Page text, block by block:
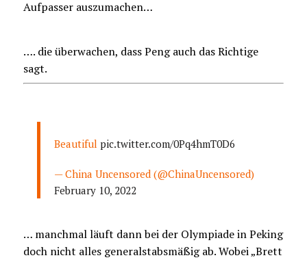
Aufpasser auszumachen…
…. die überwachen, dass Peng auch das Richtige
sagt.
Beautiful pic.twitter.com/0Pq4hmT0D6
— China Uncensored (@ChinaUncensored)
February 10, 2022
… manchmal läuft dann bei der Olympiade in Peking
doch nicht alles generalstabsmäßig ab. Wobei „Brett